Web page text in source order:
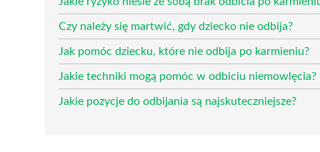
Czy należy się martwić, gdy dziecko nie odbija?
Jak pomóc dziecku, które nie odbija po karmieniu?
Jakie techniki mogą pomóc w odbiciu niemowlęcia?
Jakie pozycje do odbijania są najskuteczniejsze?